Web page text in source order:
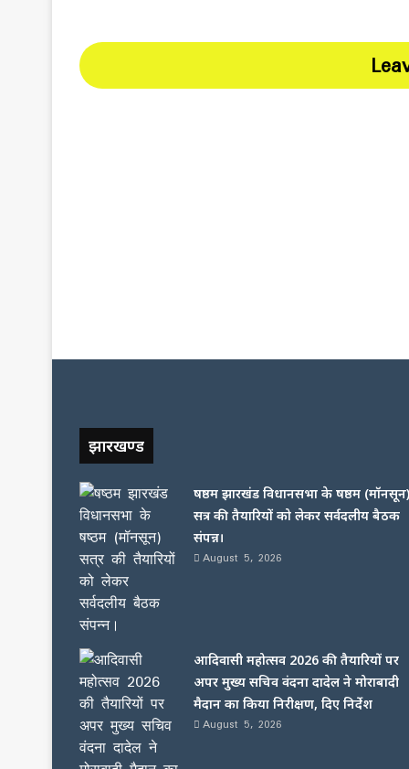
झारखण्ड
षष्ठम झारखंड विधानसभा के षष्ठम (मॉनसून)
सत्र की तैयारियों को लेकर सर्वदलीय बैठक
संपन्न।
August 5, 2026
आदिवासी महोत्सव 2026 की तैयारियों पर
अपर मुख्य सचिव वंदना दादेल ने मोराबादी
मैदान का किया निरीक्षण, दिए निर्देश
August 5, 2026